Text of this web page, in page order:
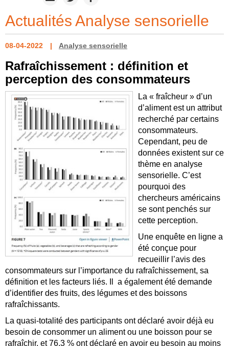
Actualités Analyse sensorielle
08-04-2022 Analyse sensorielle
Rafraîchissement : définition et
perception des consommateurs
La « fraîcheur » d’un
d’aliment est un attribut
recherché par certains
consommateurs.
Cependant, peu de
données existent sur ce
thème en analyse
sensorielle. C’est
pourquoi des
chercheurs américains
se sont penchés sur
cette perception.
Une enquête en ligne a
été conçue pour
recueillir l’avis des
consommateurs sur l’importance du rafraîchissement, sa
définition et les facteurs liés. Il a également été demande
d’identifier des fruits, des légumes et des boissons
rafraîchissants.
La quasi-totalité des participants ont déclaré avoir déjà eu
besoin de consommer un aliment ou une boisson pour se
rafraîchir, et 76,3 % ont déclaré en avoir eu besoin au moins